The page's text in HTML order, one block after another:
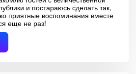
и постараюсь сделать так,
приятные воспоминания вместе
еще не раз!